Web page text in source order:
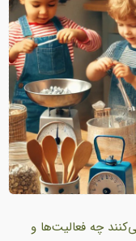
چه فعالیت‌ها و